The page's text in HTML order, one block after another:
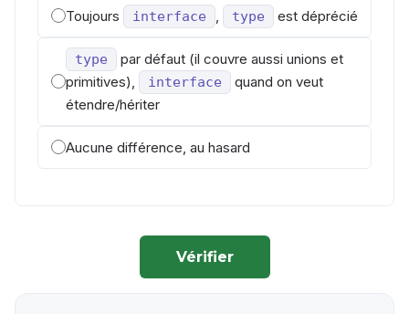
Toujours interface , type est déprécié
type
par défaut (il couvre aussi unions et
primitives),
interface
quand on veut
étendre/hériter
Aucune différence, au hasard
Vérifier